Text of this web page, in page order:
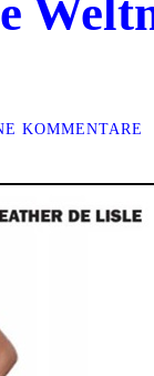
KOMMENTARE